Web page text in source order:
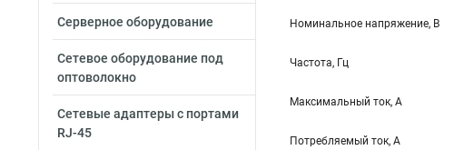
Серверное оборудование
Сетевое оборудование под
оптоволокно
Сетевые адаптеры с портами
RJ-45
Номинальное напряжение, В
Частота, Гц
Максимальный ток, А
Потребляемый ток, А